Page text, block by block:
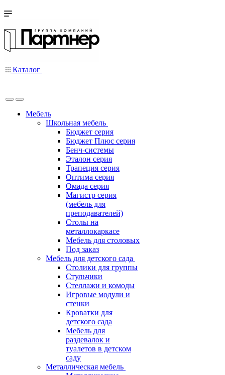
Каталог
Мебель
Школьная мебель
Бюджет серия
Бюджет Плюс серия
Бенч-системы
Эталон серия
Трапеция серия
Оптима серия
Омада серия
Магистр серия
(мебель для
преподавателей)
Столы на
металлокаркасе
Мебель для столовых
Под заказ
Мебель для детского сада
Столики для группы
Стульчики
Стеллажи и комоды
Игровые модули и
стенки
Кроватки для
детского сада
Мебель для
раздевалок и
туалетов в детском
саду
Металлическая мебель